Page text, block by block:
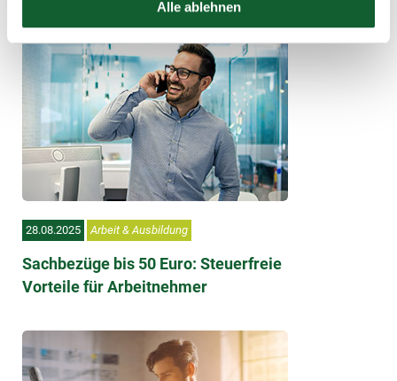
Alle ablehnen
28.08.2025 Arbeit & Ausbildung
Sachbezüge bis 50 Euro: Steuerfreie
Vorteile für Arbeitnehmer